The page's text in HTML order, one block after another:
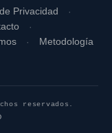
Privacidad
Metodología
reservados.